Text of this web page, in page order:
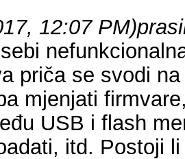
12:07 PM)
priča se svodi
mjenjati
USB i flash
itd. Postoji